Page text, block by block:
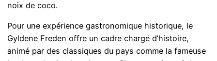
noix de coco.
Pour une expérience gastronomique historique, le
Gyldene Freden offre un cadre chargé d’histoire,
animé par des classiques du pays comme la fameuse